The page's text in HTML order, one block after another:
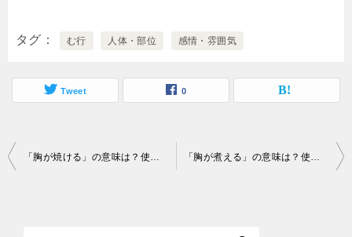
タグ む行 人体・部位 感情・雰囲気
Tweet 0
投
「胸が焼ける」の意味は？使い方・類語を解説 「胸が煮える」の意味は？使い方・類語を解説